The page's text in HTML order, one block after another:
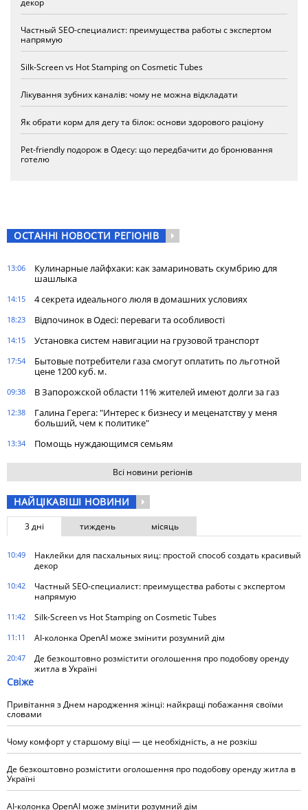
декор
Частный SEO-специалист: преимущества работы с экспертом
напрямую
Silk-Screen vs Hot Stamping on Cosmetic Tubes
Лікування зубних каналів: чому не можна відкладати
Як обрати корм для дегу та білок: основи здорового раціону
Pet-friendly подорож в Одесу: що передбачити до бронювання
готелю
ОСТАННІ НОВОСТИ РЕГІОНІВ
13:06
Кулинарные лайфхаки: как замариновать скумбрию для
шашлыка
14:15 4 секрета идеального люля в домашних условиях
18:23 Відпочинок в Одесі: переваги та особливості
14:15 Установка систем навигации на грузовой транспорт
17:54
Бытовые потребители газа cмогут оплатить по льготной
цене 1200 куб. м.
09:38 В Запорожской области 11% жителей имеют долги за газ
12:38
Галина Герега: "Интерес к бизнесу и меценатству у меня
больший, чем к политике"
13:34 Помощь нуждающимся семьям
Всі новини регіонів
НАЙЦІКАВІШІ НОВИНИ
3 дні тиждень місяць
10:49
Наклейки для пасхальных яиц: простой способ создать красивый
декор
10:42
Частный SEO-специалист: преимущества работы с экспертом
напрямую
11:42 Silk-Screen vs Hot Stamping on Cosmetic Tubes
11:11 AI-колонка OpenAI може змінити розумний дім
20:47
Де безкоштовно розмістити оголошення про подобову оренду
житла в Україні
Свіже
Привітання з Днем народження жінці: найкращі побажання своїми
словами
Чому комфорт у старшому віці — це необхідність, а не розкіш
Де безкоштовно розмістити оголошення про подобову оренду житла в
Україні
AI-колонка OpenAI може змінити розумний дім